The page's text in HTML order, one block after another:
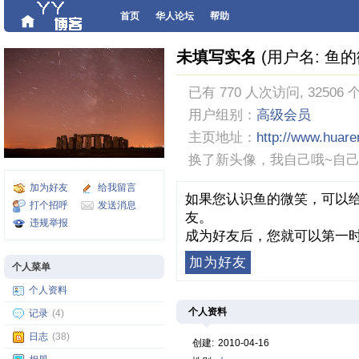
首页 华人论坛 帮助
加为好友
给我留言
打个招呼
发送消息
违规举报
个人菜单
个人资料
记录 (4)
日志 (38)
未填写实名 (用户名: 鱼
已有 770 人次访问, 32506
用户组别： 高级会员
主页地址： http://
换了新头像，我自己哦~自
如果您认识鱼的微笑，可以
友。
成为好友后，您就可以第一
加为好友
个人资料
创建: 2010-04-16